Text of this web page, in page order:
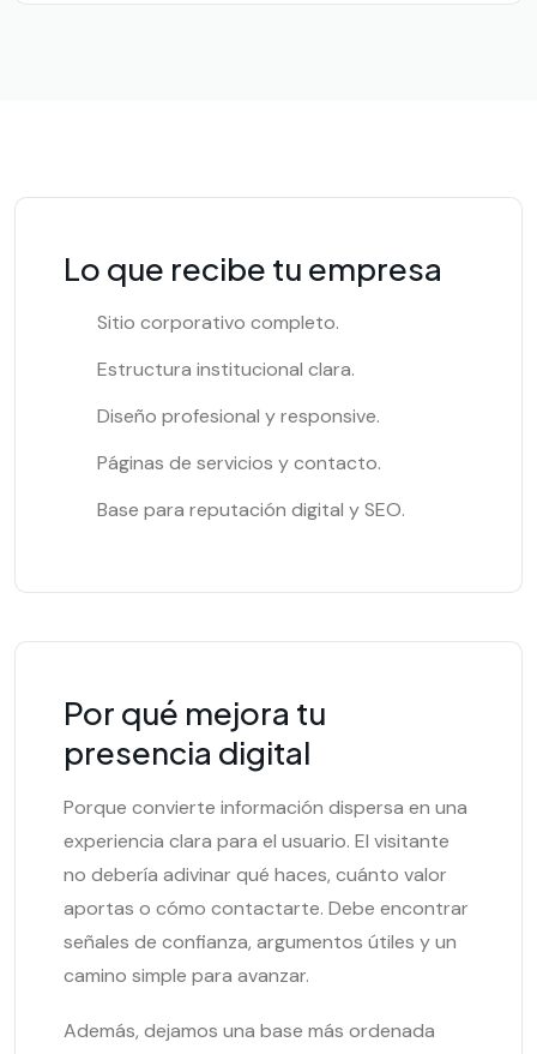
Lo que recibe tu empresa
Sitio corporativo completo.
Estructura institucional clara.
Diseño profesional y responsive.
Páginas de servicios y contacto.
Base para reputación digital y SEO.
Por qué mejora tu
presencia digital
Porque convierte información dispersa en una
experiencia clara para el usuario. El visitante
no debería adivinar qué haces, cuánto valor
aportas o cómo contactarte. Debe encontrar
señales de confianza, argumentos útiles y un
camino simple para avanzar.
Además, dejamos una base más ordenada